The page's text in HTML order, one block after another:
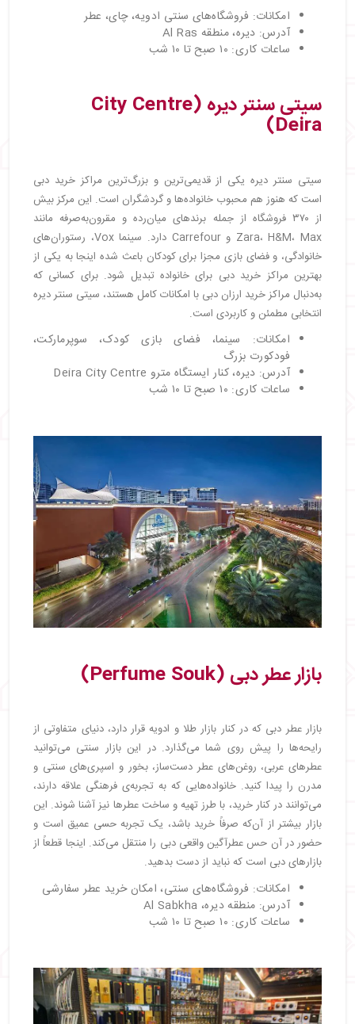
امکانات: فروشگاه‌های سنتی ادویه، چای، عطر
آدرس: دیره، منطقه Al Ras
ساعات کاری: ۱۰ صبح تا ۱۰ شب
سیتی سنتر دیره (City Centre
Deira)
سیتی سنتر دیره یکی از قدیمی‌ترین و بزرگ‌ترین مراکز خرید دبی
است که هنوز هم محبوب خانواده‌ها و گردشگران است. این مرکز بیش
از ۳۷۰ فروشگاه از جمله برندهای میان‌رده و مقرون‌به‌صرفه مانند
Zara، H&M، Max و Carrefour دارد. سینما Vox، رستوران‌های
خانوادگی، و فضای بازی مجزا برای کودکان باعث شده اینجا به یکی از
بهترین مراکز خرید دبی برای خانواده تبدیل شود. برای کسانی که
به‌دنبال مراکز خرید ارزان دبی با امکانات کامل هستند، سیتی سنتر دیره
انتخابی مطمئن و کاربردی است.
امکانات: سینما، فضای بازی کودک، سوپرمارکت،
فودکورت بزرگ
آدرس: دیره، کنار ایستگاه مترو Deira City Centre
ساعات کاری: ۱۰ صبح تا ۱۰ شب
بازار عطر دبی (Perfume Souk)
بازار عطر دبی که در کنار بازار طلا و ادویه قرار دارد، دنیای متفاوتی از
رایحه‌ها را پیش روی شما می‌گذارد. در این بازار سنتی می‌توانید
عطرهای عربی، روغن‌های عطر دست‌ساز، بخور و اسپری‌های سنتی و
مدرن را پیدا کنید. خانواده‌هایی که به تجربه‌ی فرهنگی علاقه دارند،
می‌توانند در کنار خرید، با طرز تهیه و ساخت عطرها نیز آشنا شوند. این
بازار بیشتر از آن‌که صرفاً خرید باشد، یک تجربه حسی عمیق است و
حضور در آن حس عطرآگین واقعی دبی را منتقل می‌کند. اینجا قطعاً از
بازارهای دبی است که نباید از دست بدهید.
امکانات: فروشگاه‌های سنتی، امکان خرید عطر سفارشی
آدرس: منطقه دیره، Al Sabkha
ساعات کاری: ۱۰ صبح تا ۱۰ شب